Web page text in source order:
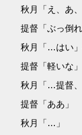
秋月「え、あ
提督「ぶっ倒
秋月「…はい
提督「軽いな
秋月「…提督
提督「ああ」
秋月「…」